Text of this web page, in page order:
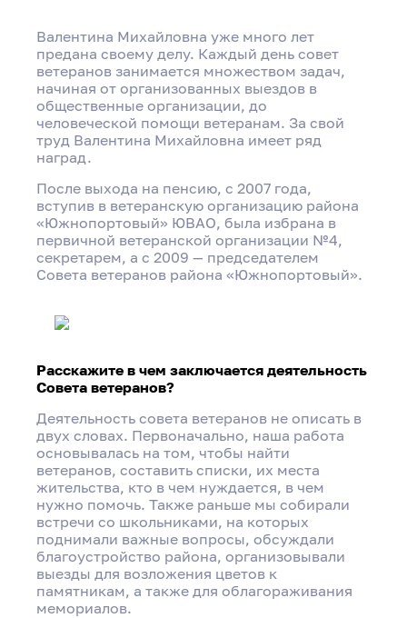
Валентина Михайловна уже много лет
предана своему делу. Каждый день совет
ветеранов занимается множеством задач,
начиная от организованных выездов в
общественные организации, до
человеческой помощи ветеранам. За свой
труд Валентина Михайловна имеет ряд
наград.
После выхода на пенсию, с 2007 года,
вступив в ветеранскую организацию района
«Южнопортовый» ЮВАО, была избрана в
первичной ветеранской организации №4,
секретарем, а с 2009 — председателем
Совета ветеранов района «Южнопортовый».
Расскажите в чем заключается деятельность
Совета ветеранов?
Деятельность совета ветеранов не описать в
двух словах. Первоначально, наша работа
основывалась на том, чтобы найти
ветеранов, составить списки, их места
жительства, кто в чем нуждается, в чем
нужно помочь. Также раньше мы собирали
встречи со школьниками, на которых
поднимали важные вопросы, обсуждали
благоустройство района, организовывали
выезды для возложения цветов к
памятникам, а также для облагораживания
мемориалов.